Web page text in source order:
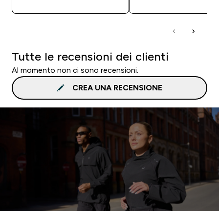
Tutte le recensioni dei clienti
Al momento non ci sono recensioni.
CREA UNA RECENSIONE